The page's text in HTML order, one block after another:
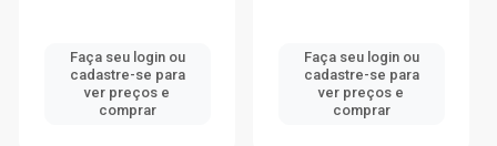
Faça seu login ou
cadastre-se para
ver preços e
comprar
Faça seu login ou
cadastre-se para
ver preços e
comprar